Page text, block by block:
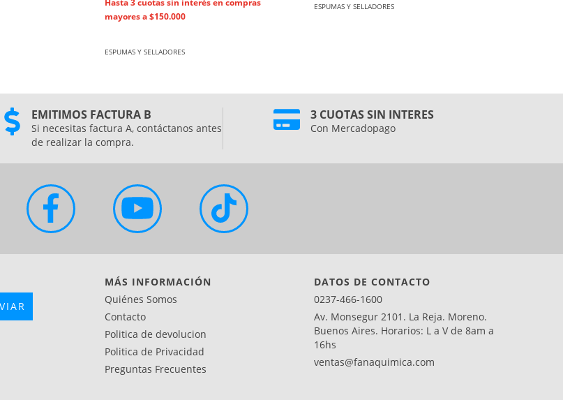
ESPUMAS Y SELLADORES
ESPUMAS Y SELLADORES
EMITIMOS FACTURA B
Si necesitas factura A, contáctanos antes
de realizar la compra.
3 CUOTAS SIN INTERES
Con Mercadopago
MÁS INFORMACIÓN
Quiénes Somos
Contacto
Politica de devolucion
Politica de Privacidad
Preguntas Frecuentes
DATOS DE CONTACTO
0237-466-1600
Av. Monsegur 2101. La Reja. Moreno.
Buenos Aires. Horarios: L a V de 8am a
16hs
ventas@fanaquimica.com